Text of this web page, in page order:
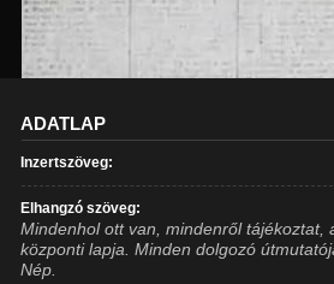
ADATLAP
Inzertszöveg:
Elhangzó szöveg:
Mindenhol ott van, mindenről tájékoztat,
központi lapja. Minden dolgozó
Nép.